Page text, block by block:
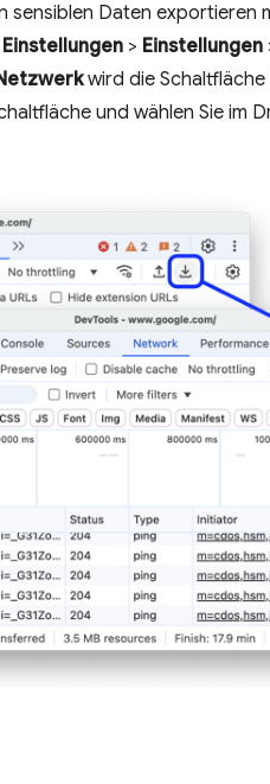
sensiblen Daten exportieren
Einstellungen > Einstellungen
wird die Schaltfläche
und wählen Sie im